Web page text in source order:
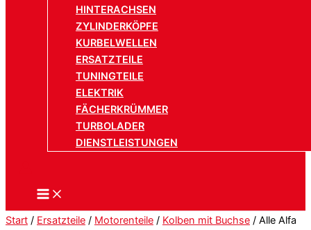
HINTERACHSEN
ZYLINDERKÖPFE
KURBELWELLEN
ERSATZTEILE
TUNINGTEILE
ELEKTRIK
FÄCHERKRÜMMER
TURBOLADER
DIENSTLEISTUNGEN
Start / Ersatzteile / Motorenteile / Kolben mit Buchse / Alle Alfa